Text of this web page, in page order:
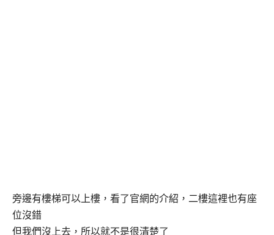
旁邊有樓梯可以上樓，看了官網的介紹，二樓這裡也有座
位沒錯
但我們沒上去，所以就不是很清楚了